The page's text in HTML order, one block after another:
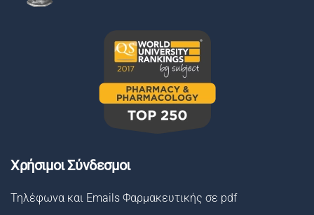
Χρήσιμοι Σύνδεσμοι
Τηλέφωνα και Emails Φαρμακευτικής σε pdf